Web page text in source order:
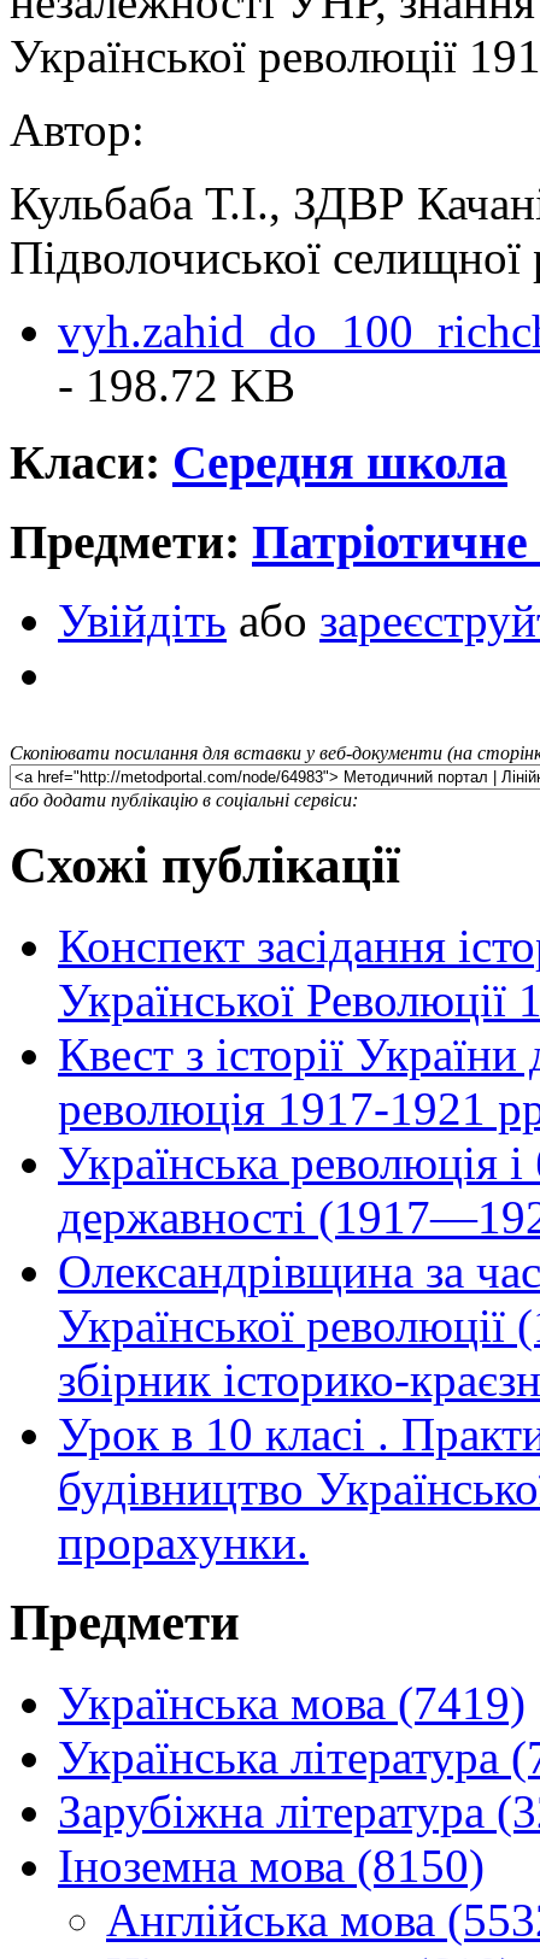
Української революції
Автор:
Кульбаба Т.І., ЗДВР
Підволочиської селищної
- 198.72 KB
Класи: Середня школа
Предмети:
Увійдіть або
Скопіювати посилання для вставки у веб-документи (на
або додати публікацію в соціальні сервіси:
Схожі публікації
Конспект засідання
Української
Квест з історії
революція 1917-1921
Українська революція
державності
Олександрівщина за
Української
збірник історико-
Урок в 10 класі .
будівництво
прорахунки.
Предмети
Українська мова (7419)
Українська література
Зарубіжна література
Іноземна мова (8150)
Англійська мова